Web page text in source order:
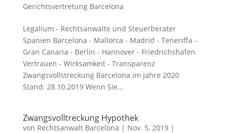
Gerichtsvertretung Barcelona
Legalium - Rechtsanwälte und Steuerberater
Spanien Barcelona - Mallorca - Madrid - Teneriffa -
Gran Canaria - Berlin - Hannover - Friedrichshafen
Vertrauen - Wirksamkeit - Transparenz
Zwangsvollstreckung Barcelona im Jahre 2020
Stand: 28.10.2019 Wenn Sie...
Zwangsvolltreckung Hypothek
von Rechtsanwalt Barcelona | Nov. 5, 2019|